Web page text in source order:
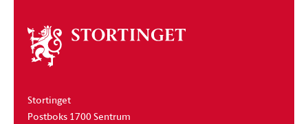
Om
stortinget
Stortinget
Postboks 1700 Sentrum